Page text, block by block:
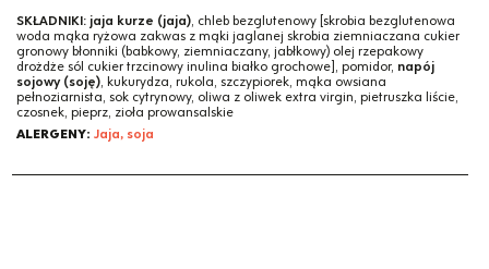
SKŁADNIKI: jaja kurze (jaja), chleb bezglutenowy [skrobia bezglutenowa
woda mąka ryżowa zakwas z mąki jaglanej skrobia ziemniaczana cukier
gronowy błonniki (babkowy, ziemniaczany, jabłkowy) olej rzepakowy
drożdże sól cukier trzcinowy inulina białko grochowe], pomidor, napój
sojowy (soję), kukurydza, rukola, szczypiorek, mąka owsiana
pełnoziarnista, sok cytrynowy, oliwa z oliwek extra virgin, pietruszka liście,
czosnek, pieprz, zioła prowansalskie
ALERGENY: Jaja, soja